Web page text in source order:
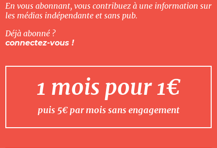
En vous abonnant, vous contribuez à une information sur
les médias indépendante et sans pub.
Déjà abonné ?
connectez-vous !
1 mois pour 1€
puis 5€ par mois sans engagement